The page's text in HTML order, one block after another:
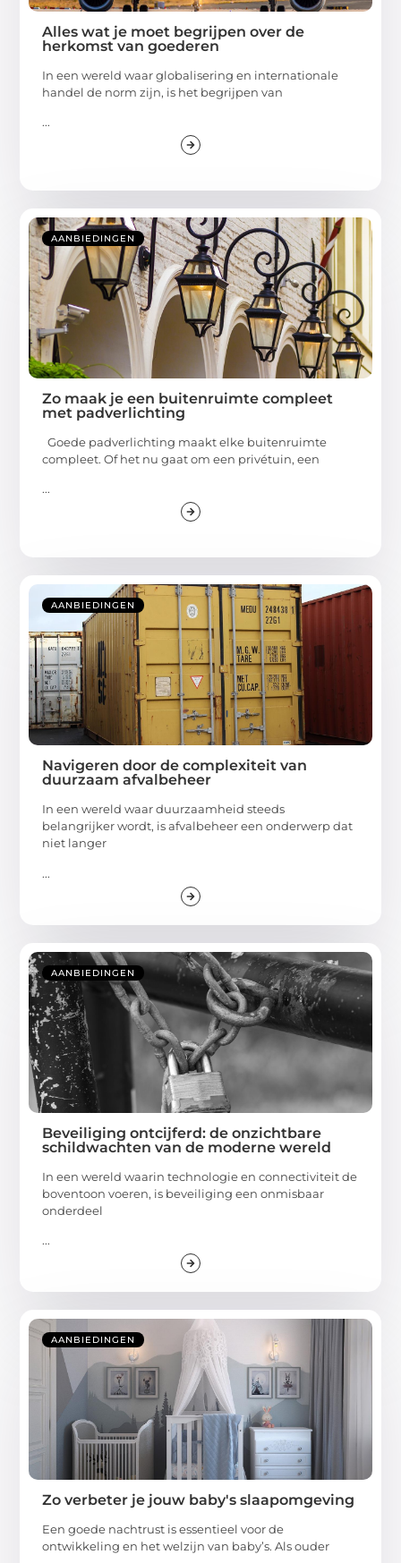
Alles wat je moet begrijpen over de
herkomst van goederen
In een wereld waar globalisering en internationale
handel de norm zijn, is het begrijpen van
...
AANBIEDINGEN
Zo maak je een buitenruimte compleet
met padverlichting
Goede padverlichting maakt elke buitenruimte
compleet. Of het nu gaat om een privétuin, een
...
AANBIEDINGEN
Navigeren door de complexiteit van
duurzaam afvalbeheer
In een wereld waar duurzaamheid steeds
belangrijker wordt, is afvalbeheer een onderwerp dat
niet langer
...
AANBIEDINGEN
Beveiliging ontcijferd: de onzichtbare
schildwachten van de moderne wereld
In een wereld waarin technologie en connectiviteit de
boventoon voeren, is beveiliging een onmisbaar
onderdeel
...
AANBIEDINGEN
Zo verbeter je jouw baby's slaapomgeving
Een goede nachtrust is essentieel voor de
ontwikkeling en het welzijn van baby’s. Als ouder